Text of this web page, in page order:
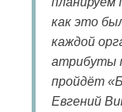
как это
каждой
атрибуты
пройдёт
Евгений